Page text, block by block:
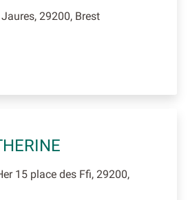
29200, Brest
15 place des Ffi, 29200,